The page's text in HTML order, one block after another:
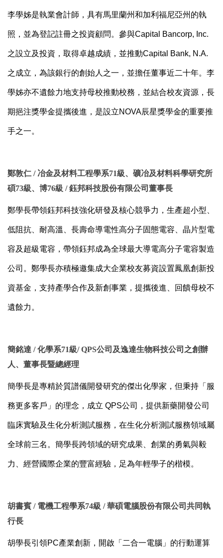
李學姊是執業會計師，具有馬里蘭州和加利福尼亞州的執
照，並為登記註冊之投資顧問。參與Capital Bancorp, Inc.
之設立及投資，取得卓越成績，並推動Capital Bank, N.A.
之成立，為該銀行的創始人之一，並擔任董事近二十年。 李
學姊亦不遺餘力地支持母校推動校務 ，並結合校友資源，長
期挹注獎學金提攜後進，是設立NOVA辰星獎學金的重要推
手之一。
鄭敦仁 / 冶金及材料工程學系71級、礦冶及材料科學研究所
碩73級、博76級 / 鈺邦科技股份有限公司董事長
鄭學長帶領鈺邦科技強化研發及核心競爭力，生產超小型、
低阻抗、耐高溫、長壽命導電性高分子固態電容、晶片型電
容及超級電容，帶領鈺邦成為全球最大導電高分子電容製造
公司。 鄭學長亦積極邀集成大企業校友募資設置鳳凰創新投
資基金，支持產學合作及新創事業，提攜後進、回饋母校不
遺餘力。
簡銘達 / 化學系71級/ QPS公司及逸達生物科技公司之創辦
人、董事長暨總經理
簡學長是專精於質譜儀開發研究的傑出化學家，但秉持「服
務更多客戶」的理念，成立 QPS公司，提供新藥開發公司
臨床實驗及生化分析測試服務，在生化分析測試服務領域屬
全球前三名。 簡學長跨領域的研究成果、創業的勇氣與毅
力、經營國際企業的豐富經驗，足為年輕學子的楷模。
胡書賓 / 電機工程學系74級 / 華碩電腦股份有限公司共同執
行長
胡學長引領PC產業創新，開啟「二合一電腦」的行動運算